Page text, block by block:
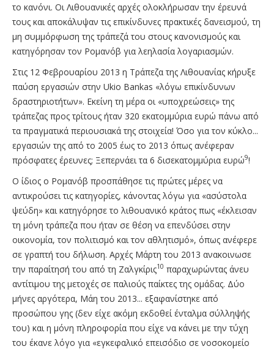
το κανόνι. Οι Λιθουανικές αρχές ολοκλήρωσαν την έρευνά
τους και αποκάλυψαν τις επικίνδυνες πρακτικές δανεισμού, τη
μη συμμόρφωση της τράπεζά του στους κανονισμούς και
κατηγόρησαν τον Ρομανόβ για λεηλασία λογαριασμών.
Στις 12 Φεβρουαρίου 2013 η Τράπεζα της Λιθουανίας κήρυξε
παύση εργασιών στην Ukio Bankas «λόγω επικίνδυνων
δραστηριοτήτων». Εκείνη τη μέρα οι «υποχρεώσεις» της
τράπεζας προς τρίτους ήταν 320 εκατομμύρια ευρώ πάνω από
τα πραγματικά περιουσιακά της στοιχεία! Όσο για τον κύκλο...
εργασιών της από το 2005 έως το 2013 όπως ανέφεραν
πρόσφατες έρευνες; Ξεπερνάει τα 6 δισεκατομμύρια ευρώ9!
Ο ίδιος ο Ρομανόβ προσπάθησε τις πρώτες μέρες να
αντικρούσει τις κατηγορίες, κάνοντας λόγω για «ασύστολα
ψεύδη» και κατηγόρησε το λιθουανικό κράτος πως «έκλεισαν
τη μόνη τράπεζα που ήταν σε θέση να επενδύσει στην
οικονομία, τον πολιτισμό και τον αθλητισμό», όπως ανέφερε
σε γραπτή του δήλωση. Αρχές Μάρτη του 2013 ανακοινωσε
την παραίτησή του από τη Ζαλγκίρις10 παραχωρώντας άνευ
αντίτιμου της μετοχές σε παλιούς παίκτες της ομάδας. Δύο
μήνες αργότερα, Μάη του 2013... εξαφανίστηκε από
προσώπου γης (δεν είχε ακόμη εκδοθεί ένταλμα σύλληψής
του) και η μόνη πληροφορία που είχε να κάνει με την τύχη
του έκανε λόγο για «εγκεφαλικό επεισόδιο σε νοσοκομείο